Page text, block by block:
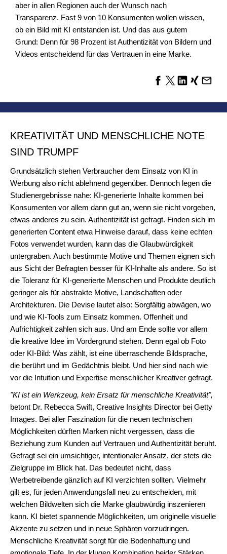
aber in allen Regionen auch der Wunsch nach
Transparenz. Fast 9 von 10 Konsumenten wollen wissen,
ob ein Bild mit KI entstanden ist. Und das aus gutem
Grund: Denn für 98 Prozent ist Authentizität von Bildern und
Videos entscheidend für das Vertrauen in eine Marke.
KREATIVITÄT UND MENSCHLICHE NOTE
SIND TRUMPF
Grundsätzlich stehen Verbraucher dem Einsatz von KI in
Werbung also nicht ablehnend gegenüber. Dennoch legen die
Studienergebnisse nahe: KI-generierte Inhalte kommen bei
Konsumenten vor allem dann gut an, wenn sie nicht vorgeben,
etwas anderes zu sein. Authentizität ist gefragt. Finden sich im
generierten Content etwa Hinweise darauf, dass keine echten
Fotos verwendet wurden, kann das die Glaubwürdigkeit
untergraben. Auch bestimmte Motive und Themen eignen sich
aus Sicht der Befragten besser für KI-Inhalte als andere. So ist
die Toleranz für KI-generierte Menschen und Produkte deutlich
geringer als für abstrakte Motive, Landschaften oder
Architekturen. Die Devise lautet also: Sorgfältig abwägen, wo
und wie KI-Tools zum Einsatz kommen. Offenheit und
Aufrichtigkeit zahlen sich aus. Und am Ende sollte vor allem
die kreative Idee im Vordergrund stehen. Denn egal ob Foto
oder KI-Bild: Was zählt, ist eine überraschende Bildsprache,
die berührt und im Gedächtnis bleibt. Und hier sind nach wie
vor die Intuition und Expertise menschlicher Kreativer gefragt.
"KI ist ein Werkzeug, kein Ersatz für menschliche Kreativität",
betont Dr. Rebecca Swift, Creative Insights Director bei Getty
Images. Bei aller Faszination für die neuen technischen
Möglichkeiten dürften Marken nicht vergessen, dass die
Beziehung zum Kunden auf Vertrauen und Authentizität beruht.
Gefragt sei ein umsichtiger, intentionaler Ansatz, der stets die
Zielgruppe im Blick hat. Das bedeutet nicht, dass
Werbetreibende gänzlich auf KI verzichten sollten. Vielmehr
gilt es, für jeden Anwendungsfall neu zu entscheiden, mit
welchen Bildwelten sich die Marke glaubwürdig inszenieren
kann. KI bietet spannende Möglichkeiten, um originelle visuelle
Akzente zu setzen und in neue Sphären vorzudringen.
Menschliche Kreativität sorgt für die Bodenhaftung und